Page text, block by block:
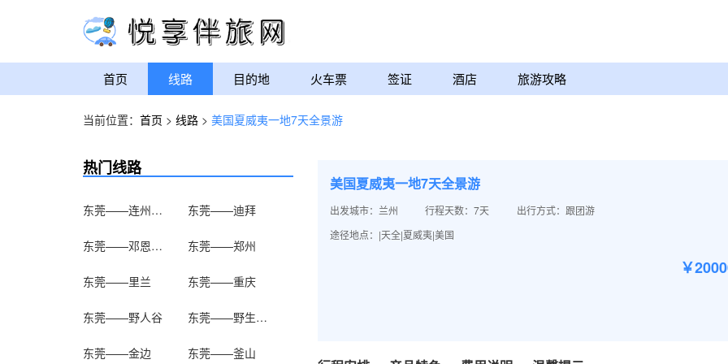
首页 线路 目的地 火车票 签证 酒店 旅游攻略
当前位置： 首页 > 线路 > 美国夏威夷一地7天全景游
热门线路
东莞——连州地下河 东莞——迪拜
东莞——邓恩铭故居 东莞——郑州
东莞——里兰 东莞——重庆
东莞——野人谷 东莞——野生动物
东莞——金边 东莞——釜山
美国夏威夷一地7天全景游
出发城市：兰州 行程天数：7天
出行方式：跟团游
途径地点：|天全|夏威夷|美国
￥